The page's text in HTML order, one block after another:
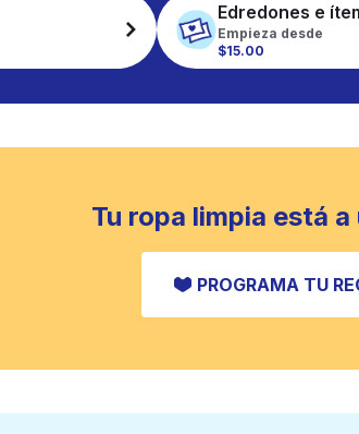
Edredones e
Empieza desde
$15.00
Tu ropa limpia está
PROGRAMA TU